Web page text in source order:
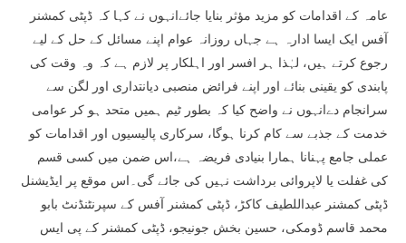
عامہ کے اقدامات کو مزید مؤثر بنایا جائےانہوں نے کہا کہ ڈپٹی کمشنر
آفس ایک ایسا ادارہ ہے جہاں روزانہ عوام اپنے مسائل کے حل کے لیے
رجوع کرتے ہیں، لہٰذا ہر افسر اور اہلکار پر لازم ہے کہ وہ وقت کی
پابندی کو یقینی بنائے اور اپنے فرائض منصبی دیانتداری اور لگن سے
سرانجام دےانہوں نے واضح کیا کہ بطور ٹیم ہمیں متحد ہو کر عوامی
خدمت کے جذبے سے کام کرنا ہوگا، سرکاری پالیسیوں اور اقدامات کو
عملی جامع پہنانا ہمارا بنیادی فریضہ ہے،اس ضمن میں کسی قسم
کی غفلت یا لاپروائی برداشت نہیں کی جائے گی۔اس موقع پر ایڈیشنل
ڈپٹی کمشنر عبداللطیف کاکڑ، ڈپٹی کمشنر آفس کے سپرنٹنڈنٹ بابو
محمد قاسم ڈومکی، حسین بخش جونیجو، ڈپٹی کمشنر کے پی ایس